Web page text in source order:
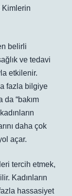
Kimlerin
belirli
ve tedavi
etkilenir.
fazla bilgiye
da “bakım
daha çok
açar.
tercih etmek,
Kadınların
hassasiyet